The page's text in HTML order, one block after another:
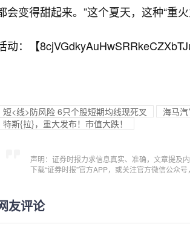
会变得甜起来。”这个夏天，这种“重
动：【
短<线>防风险 6只个股短期均线现死叉
海马
特斯{拉}，重大发布！市值大跌！
声明：证券时报力求信息真实、准确，文章提及
下载“证券时报”官方APP，或关注官方微信公众
友评论